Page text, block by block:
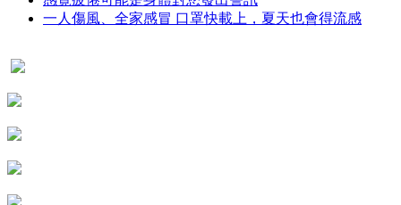
一人傷風、全家感冒 口罩快載上，夏天也會得流感